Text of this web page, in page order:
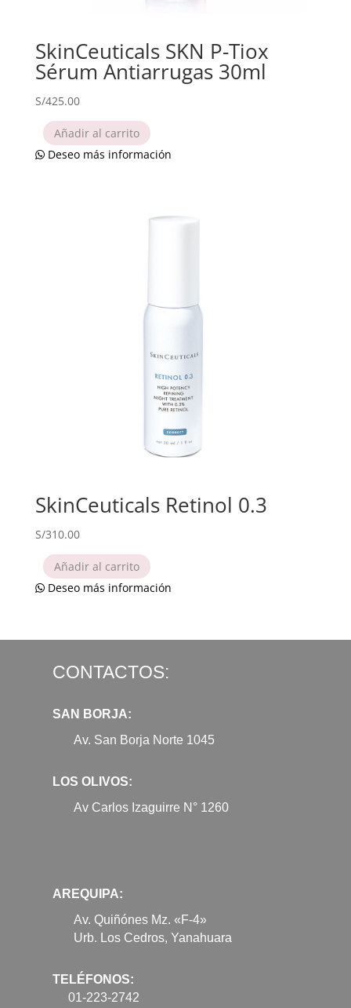
SkinCeuticals SKN P-Tiox
Sérum Antiarrugas 30ml
S/425.00
Añadir al carrito
Deseo más información
SkinCeuticals Retinol 0.3
S/310.00
Añadir al carrito
Deseo más información
CONTACTOS:
SAN BORJA:
Av. San Borja Norte 1045
LOS OLIVOS:
Av Carlos Izaguirre N° 1260
AREQUIPA:
Av. Quiñónes Mz. «F-4»
Urb. Los Cedros, Yanahuara
TELÉFONOS:
01-223-2742